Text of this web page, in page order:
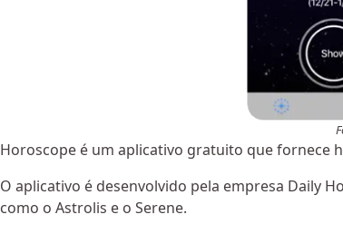
Horoscope é um aplicativo gratuito que fornece
O aplicativo é desenvolvido pela empresa Daily
como o Astrolis e o Serene.